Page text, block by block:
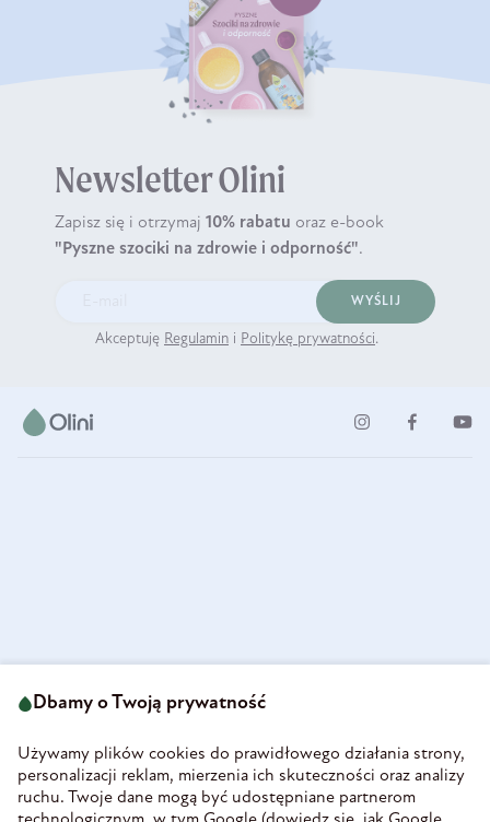
Newsletter Olini
Zapisz się i otrzymaj 10% rabatu oraz e-book
"Pyszne szociki na zdrowie i odporność".
WYŚLIJ
Akceptuję Regulamin i Politykę prywatności.
58-160 Świebodzice
REGON 890213034
INFORMACJE
Dbamy o Twoją prywatność
Używamy plików cookies do prawidłowego działania strony,
personalizacji reklam, mierzenia ich skuteczności oraz analizy
ruchu. Twoje dane mogą być udostępniane partnerom